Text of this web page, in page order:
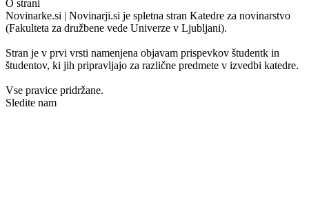
O strani
Novinarke.si | Novinarji.si je spletna stran Katedre za novinarstvo
(Fakulteta za družbene vede Univerze v Ljubljani).
Stran je v prvi vrsti namenjena objavam prispevkov študentk in
študentov, ki jih pripravljajo za različne predmete v izvedbi katedre.
Vse pravice pridržane.
Sledite nam